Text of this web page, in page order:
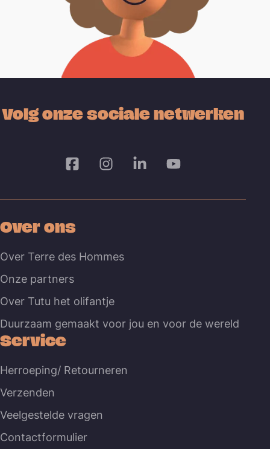
Volg onze sociale netwerken
Over ons
Over Terre des Hommes
Onze partners
Over Tutu het olifantje
Duurzaam gemaakt voor jou en voor de wereld
Service
Herroeping/ Retourneren
Verzenden
Veelgestelde vragen
Contactformulier